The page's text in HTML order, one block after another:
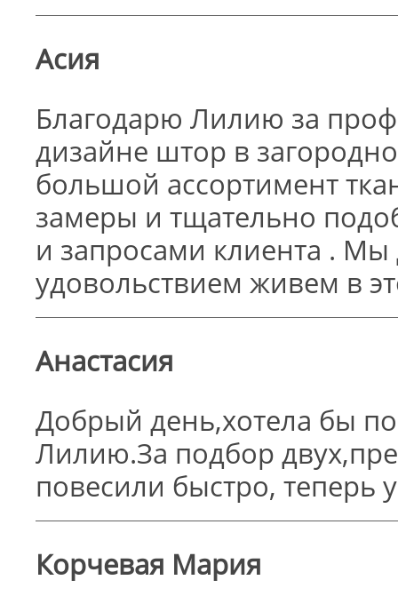
Асия
Благодарю Лилию за
дизайне штор в
большой ассортимент
замеры и тщательно
и запросами клиента .
удовольствием живем в
Анастасия
Добрый день,хотела бы
Лилию.За подбор
повесили быстро, теперь
Корчевая Мария